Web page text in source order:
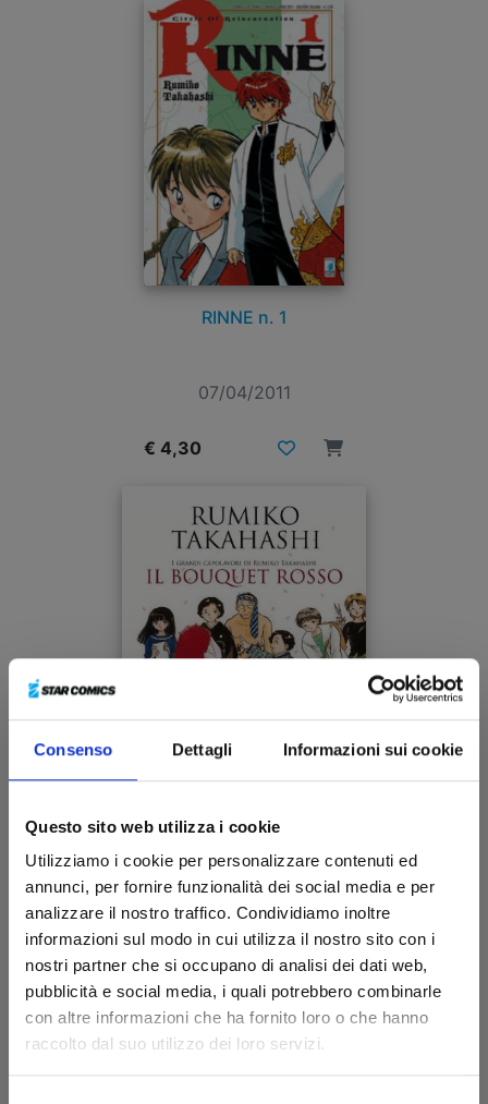
Consenso Dettagli Informazioni sui cookie
Questo sito web utilizza i cookie
Utilizziamo i cookie per personalizzare contenuti ed
annunci, per fornire funzionalità dei social media e per
analizzare il nostro traffico. Condividiamo inoltre
informazioni sul modo in cui utilizza il nostro sito con i
nostri partner che si occupano di analisi dei dati web,
pubblicità e social media, i quali potrebbero combinarle
con altre informazioni che ha fornito loro o che hanno
raccolto dal suo utilizzo dei loro servizi.
RINNE n. 1
07/04/2011
€ 4,30
21/11/2006
€ 6,00